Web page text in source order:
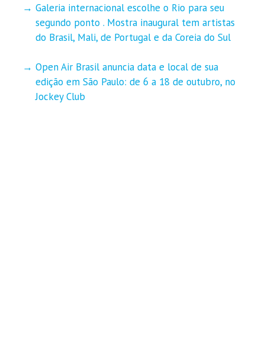
Galeria internacional escolhe o Rio para seu
segundo ponto . Mostra inaugural tem artistas
do Brasil, Mali, de Portugal e da Coreia do Sul
Open Air Brasil anuncia data e local de sua
edição em São Paulo: de 6 a 18 de outubro, no
Jockey Club